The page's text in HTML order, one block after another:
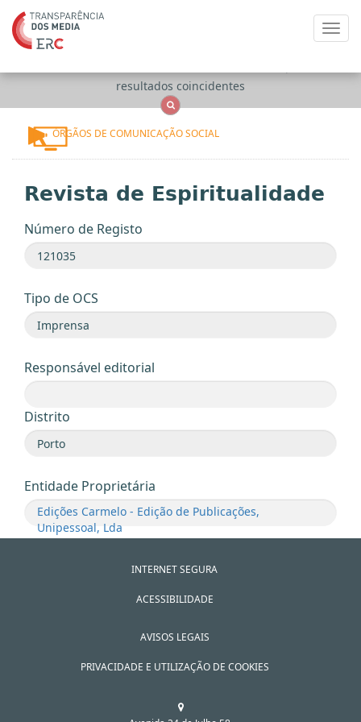
resultados coincidentes
ÓRGÃOS DE COMUNICAÇÃO SOCIAL
Revista de Espiritualidade
Número de Registo
Tipo de OCS
Responsável editorial
Distrito
Entidade Proprietária
Edições Carmelo - Edição de Publicações,
Unipessoal, Lda
INTERNET SEGURA
ACESSIBILIDADE
AVISOS LEGAIS
PRIVACIDADE E UTILIZAÇÃO DE COOKIES